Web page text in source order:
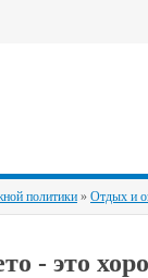
политики » Отдых и
- это